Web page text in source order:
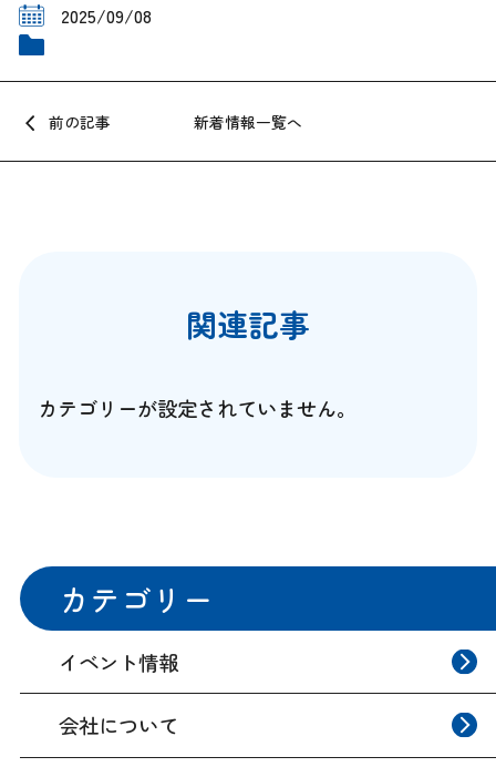
2025/09/08
ー
ン
前の記事 新着情報一覧へ
関連記事
カテゴリーが設定されていません。
カテゴリー
イベント情報
会社について